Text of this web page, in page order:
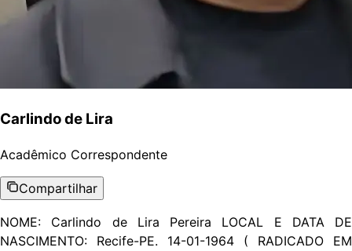
Carlindo de Lira
Acadêmico Correspondente
Compartilhar
NOME: Carlindo de Lira Pereira LOCAL E DATA DE
NASCIMENTO: Recife-PE. 14-01-1964 ( RADICADO EM